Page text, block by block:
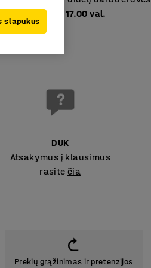
8:00 – 17.00 val.
DUK
Atsakymus į klausimus
rasitečia
Prekių grąžinimas ir pretenzijos
slapukus